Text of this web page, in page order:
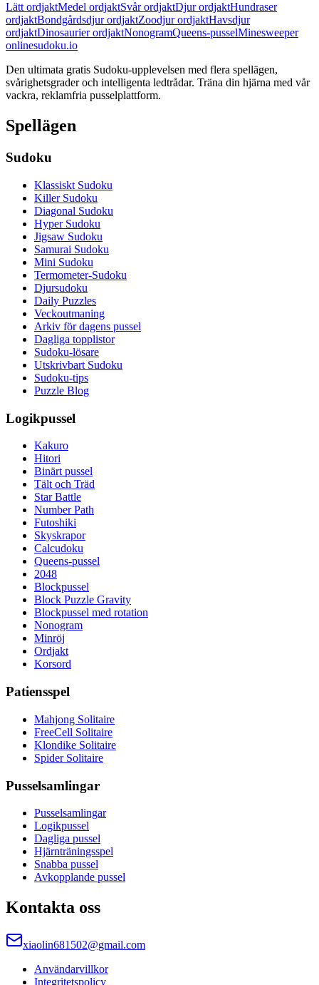
Lätt ordjaktMedel ordjaktSvår ordjaktDjur ordjaktHundraser
ordjaktBondgårdsdjur ordjaktZoodjur ordjaktHavsdjur
ordjaktDinosaurier ordjaktNonogramQueens-pusselMinesweeper
onlinesudoku.io
Den ultimata gratis Sudoku-upplevelsen med flera spellägen,
svårighetsgrader och intelligenta ledtrådar. Träna din hjärna med vår
vackra, reklamfria pusselplattform.
Spellägen
Sudoku
Klassiskt Sudoku
Killer Sudoku
Diagonal Sudoku
Hyper Sudoku
Jigsaw Sudoku
Samurai Sudoku
Mini Sudoku
Termometer-Sudoku
Djursudoku
Daily Puzzles
Veckoutmaning
Arkiv för dagens pussel
Dagliga topplistor
Sudoku-lösare
Utskrivbart Sudoku
Sudoku-tips
Puzzle Blog
Logikpussel
Kakuro
Hitori
Binärt pussel
Tält och Träd
Star Battle
Number Path
Futoshiki
Skyskrapor
Calcudoku
Queens-pussel
2048
Blockpussel
Block Puzzle Gravity
Blockpussel med rotation
Nonogram
Minröj
Ordjakt
Korsord
Patiensspel
Mahjong Solitaire
FreeCell Solitaire
Klondike Solitaire
Spider Solitaire
Pusselsamlingar
Pusselsamlingar
Logikpussel
Dagliga pussel
Hjärnträningsspel
Snabba pussel
Avkopplande pussel
Kontakta oss
xiaolin681502@gmail.com
Användarvillkor
Integritetspolicy